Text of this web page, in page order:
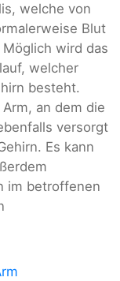
welche von
Blut
wird das
welcher
besteht.
an dem die
versorgt
Es kann
im betroffenen